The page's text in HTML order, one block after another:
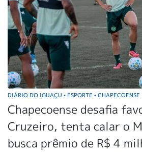
DIÁRIO DO IGUAÇU • ESPORTE • CHAPECOENSE
Chapecoense desafia
Cruzeiro, tenta calar o
busca prêmio de R$ 4